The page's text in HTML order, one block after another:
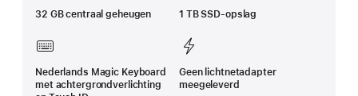
32 GB centraal geheugen 1 TB SSD-opslag
Nederlands Magic Keyboard
met achtergrond­verlichting
Geen lichtnetadapter
meegeleverd